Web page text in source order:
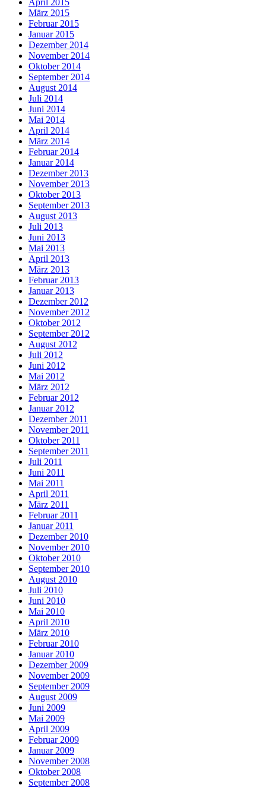
März 2015
Februar 2015
Januar 2015
Dezember 2014
November 2014
Oktober 2014
September 2014
August 2014
Juli 2014
Juni 2014
Mai 2014
April 2014
März 2014
Februar 2014
Januar 2014
Dezember 2013
November 2013
Oktober 2013
September 2013
August 2013
Juli 2013
Juni 2013
Mai 2013
April 2013
März 2013
Februar 2013
Januar 2013
Dezember 2012
November 2012
Oktober 2012
September 2012
August 2012
Juli 2012
Juni 2012
Mai 2012
März 2012
Februar 2012
Januar 2012
Dezember 2011
November 2011
Oktober 2011
September 2011
Juli 2011
Juni 2011
Mai 2011
April 2011
März 2011
Februar 2011
Januar 2011
Dezember 2010
November 2010
Oktober 2010
September 2010
August 2010
Juli 2010
Juni 2010
Mai 2010
April 2010
März 2010
Februar 2010
Januar 2010
Dezember 2009
November 2009
September 2009
August 2009
Juni 2009
Mai 2009
April 2009
Februar 2009
Januar 2009
November 2008
Oktober 2008
September 2008